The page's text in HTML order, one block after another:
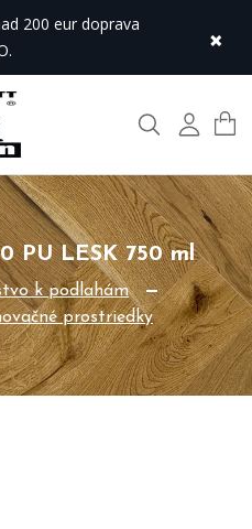
200 eur doprava
×
Hľadať Môj
PU LESK 750 ml
k podlahám
prostriedky